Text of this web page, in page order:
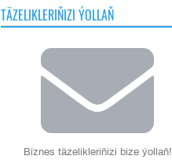
TÄZELIKLERIŇIZI ÝOLLAŇ
Biznes täzelikleriňizi bize ýollaň!